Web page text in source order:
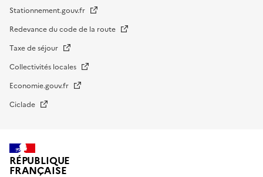
Stationnement.gouv.fr
Redevance du code de la route
Taxe de séjour
Collectivités locales
Economie.gouv.fr
Ciclade
RÉPUBLIQUE
FRANÇAISE